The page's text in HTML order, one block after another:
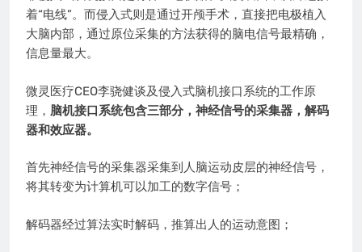
着“电线”。而侵入式则是通过开颅手术，直接把电极植入
大脑内部，通过原位采集的方法获得的脑电信号最精确，
信息量最大。
微灵医疗CEO李骁健谈及侵入式脑机接口系统的工作原
理， 脑机接口系统包含三部分，神经信号的采集器，解码
器和效应器。
首先神经信号的采集器采集到人脑运动皮层的神经信号，
将其转变为计算机可以加工的数字信号；
解码器经过算法实时解码，推算出人的运动意图；